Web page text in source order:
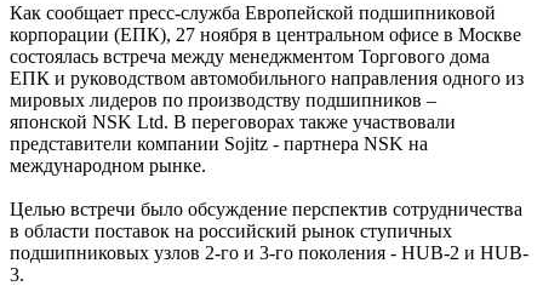
Как сообщает пресс-служба Европейской подшипниковой
корпорации (ЕПК), 27 ноября в центральном офисе в Москве
состоялась встреча между менеджментом Торгового дома
ЕПК и руководством автомобильного направления одного из
мировых лидеров по производству подшипников –
японской NSK Ltd. В переговорах также участвовали
представители компании Sojitz - партнера NSK на
международном рынке.
Целью встречи было обсуждение перспектив сотрудничества
в области поставок на российский рынок ступичных
подшипниковых узлов 2-го и 3-го поколения - HUB-2 и HUB-
3.